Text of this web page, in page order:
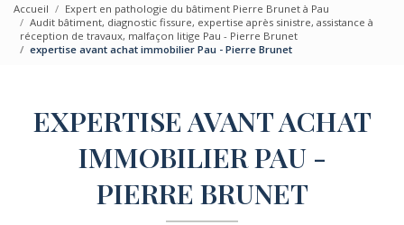
Accueil
Expert en pathologie du bâtiment Pierre Brunet à Pau
Audit bâtiment, diagnostic fissure, expertise après sinistre, assistance à
réception de travaux, malfaçon litige Pau - Pierre Brunet
expertise avant achat immobilier Pau - Pierre Brunet
EXPERTISE AVANT ACHAT
IMMOBILIER PAU -
PIERRE BRUNET